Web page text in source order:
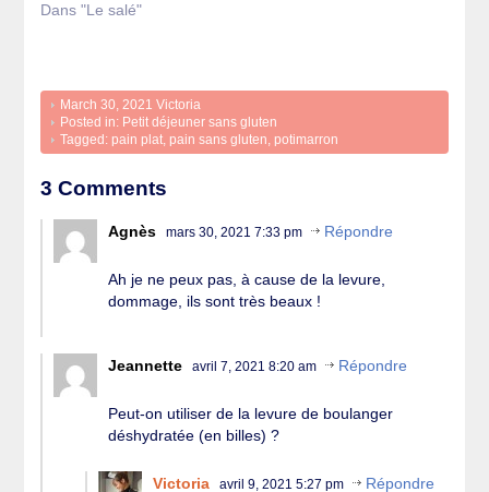
Dans "Le salé"
March 30, 2021
Victoria
Posted in: Petit déjeuner sans gluten
Tagged: pain plat pain sans gluten potimarron
3 Comments
Agnès mars 30, 2021 7:33 pm Répondre
Ah je ne peux pas, à cause de la levure,
dommage, ils sont très beaux !
Jeannette avril 7, 2021 8:20 am Répondre
Peut-on utiliser de la levure de boulanger
déshydratée (en billes) ?
Victoria avril 9, 2021 5:27 pm Répondre